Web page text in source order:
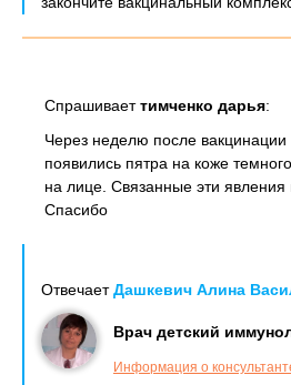
Спрашиваеттимченко дарья:
Через неделю после вакцинации
появились пятра на коже
на лице. Связанные эти явления
Спасибо
ОтвечаетДашкевич Алина
Врач детский
Информация о